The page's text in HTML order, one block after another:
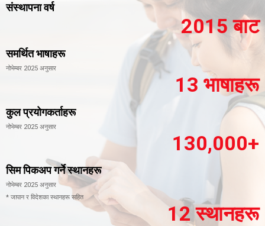
संस्थापना वर्ष
2015 बाट
समर्थित भाषाहरू
नोभेम्बर 2025 अनुसार
13 भाषाहरू
कुल प्रयोगकर्ताहरू
नोभेम्बर 2025 अनुसार
130,000+
सिम पिकअप गर्ने स्थानहरू
नोभेम्बर 2025 अनुसार
* जापान र विदेशका स्थानहरू सहित
12 स्थानहरू